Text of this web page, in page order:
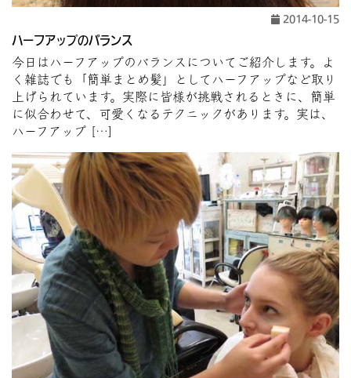
2014-10-15
ハーフアップのバランス
今日はハーフアップのバランスについてご紹介します。よ
く雑誌でも「簡単まとめ髪」としてハーフアップなど取り
上げられています。実際に皆様が挑戦されるときに、簡単
に似合わせて、可愛くなるテクニックがあります。実は、
ハーフアップ […]